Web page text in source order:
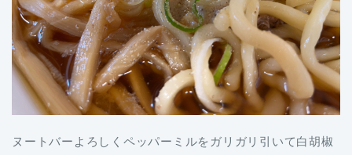
ヌートバーよろしくペッパーミルをガリガリ引いて白胡椒